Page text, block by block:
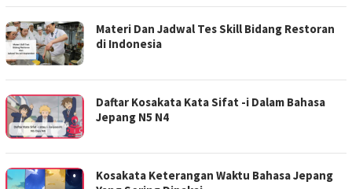
Materi Dan Jadwal Tes Skill Bidang Restoran
di Indonesia
Daftar Kosakata Kata Sifat -i Dalam Bahasa
Jepang N5 N4
Kosakata Keterangan Waktu Bahasa Jepang